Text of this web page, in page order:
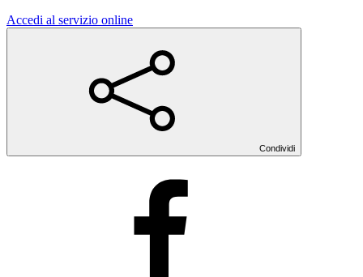
Accedi al servizio online
Condividi